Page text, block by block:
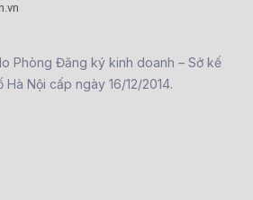
Phòng Đăng ký kinh doanh – Sở kế
Nội cấp ngày 16/12/2014.